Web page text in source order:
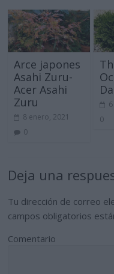
Arce japones
Asahi Zuru-
Acer Asahi
Zuru
8 enero, 2021
0
0
Deja una
Tu dirección de correo
campos obligatorios
Comentario